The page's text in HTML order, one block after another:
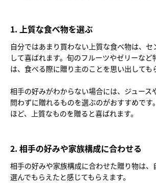
1. 上質な食べ物を選ぶ
自分ではあまり買わない上質な食べ物は、セ
して喜ばれます。旬のフルーツやゼリーな
は、食べる際に贈り主のことを思い出しても
相手の好みがわからない場合には、ジュース
問わずに贈れるものを選ぶのがおすすめです
ほど、上質なものを贈ると喜ばれます。
2. 相手の好みや家族構成に合わせる
相手の好みや家族構成に合わせた贈り物は、
選んでもらえたと感じてもらえます。